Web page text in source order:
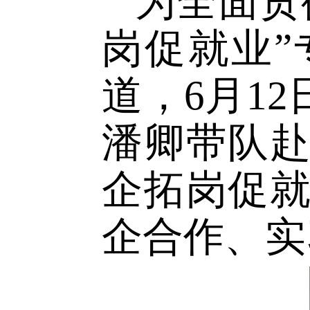
为全面
岗促就
道，6月
潘卿带队
企拓岗促